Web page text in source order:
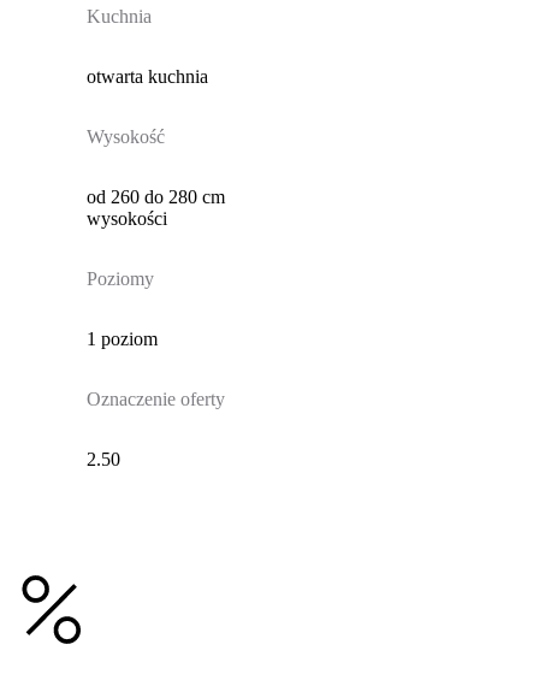
Kuchnia
otwarta kuchnia
Wysokość
od 260 do 280 cm
wysokości
Poziomy
1 poziom
Oznaczenie oferty
2.50